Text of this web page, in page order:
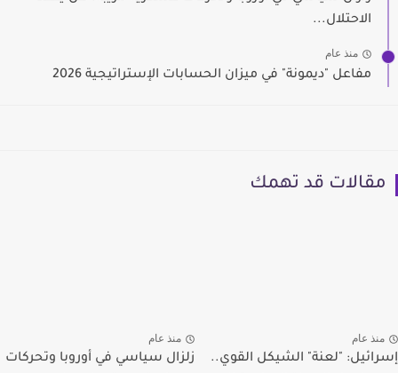
الاحتلال...
منذ عام
مفاعل "ديمونة" في ميزان الحسابات الإستراتيجية 2026
مقالات قد تهمك
منذ عام
إسرائيل: "لعنة" الشيكل القوي..
منذ عام
زلزال سياسي في أوروبا وتحركات